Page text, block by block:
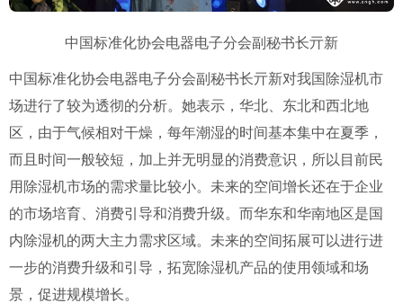
中国标准化协会电器电子分会副秘书长亓新
中国标准化协会电器电子分会副秘书长亓新对我国除湿机市
场进行了较为透彻的分析。她表示，华北、东北和西北地
区，由于气候相对干燥，每年潮湿的时间基本集中在夏季，
而且时间一般较短，加上并无明显的消费意识，所以目前民
用除湿机市场的需求量比较小。未来的空间增长还在于企业
的市场培育、消费引导和消费升级。而华东和华南地区是国
内除湿机的两大主力需求区域。未来的空间拓展可以进行进
一步的消费升级和引导，拓宽除湿机产品的使用领域和场
景，促进规模增长。